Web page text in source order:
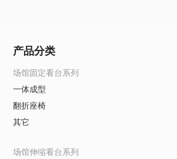
产品分类
场馆固定看台系列
一体成型
翻折座椅
其它
场馆伸缩看台系列